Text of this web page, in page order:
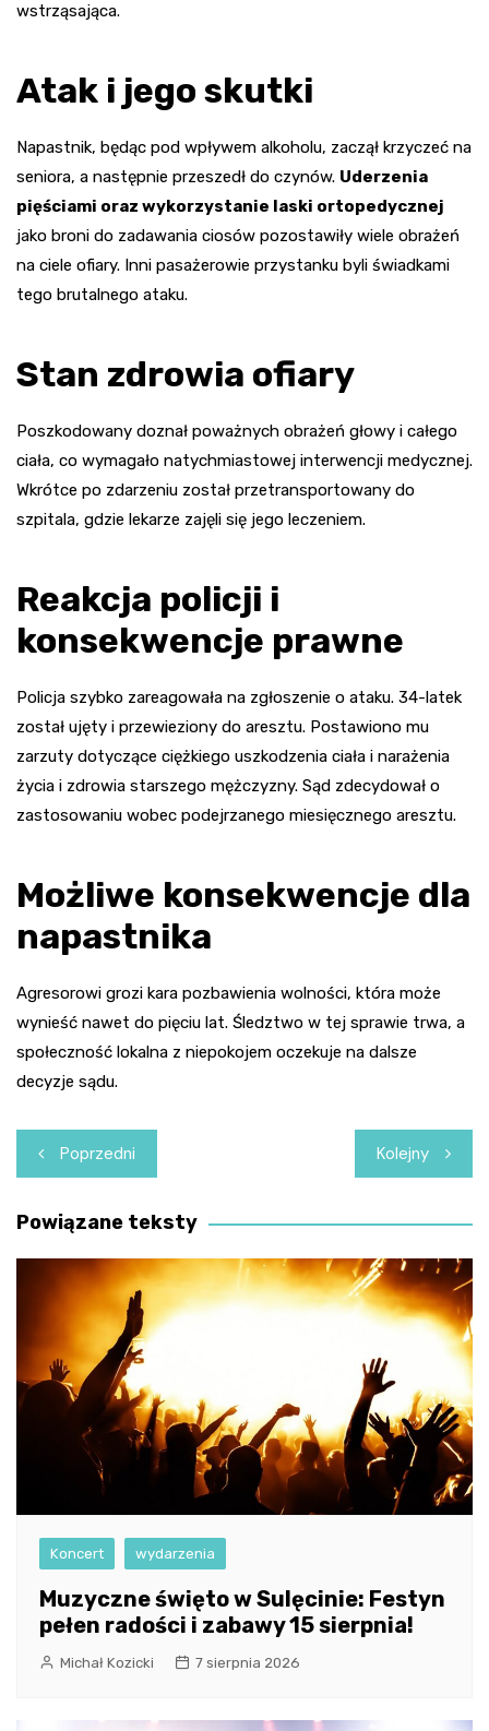
wstrząsająca.
Atak i jego skutki
Napastnik, będąc pod wpływem alkoholu, zaczął krzyczeć na
seniora, a następnie przeszedł do czynów. Uderzenia
pięściami oraz wykorzystanie laski ortopedycznej
jako broni do zadawania ciosów pozostawiły wiele obrażeń
na ciele ofiary. Inni pasażerowie przystanku byli świadkami
tego brutalnego ataku.
Stan zdrowia ofiary
Poszkodowany doznał poważnych obrażeń głowy i całego
ciała, co wymagało natychmiastowej interwencji medycznej.
Wkrótce po zdarzeniu został przetransportowany do
szpitala, gdzie lekarze zajęli się jego leczeniem.
Reakcja policji i
konsekwencje prawne
Policja szybko zareagowała na zgłoszenie o ataku. 34-latek
został ujęty i przewieziony do aresztu. Postawiono mu
zarzuty dotyczące ciężkiego uszkodzenia ciała i narażenia
życia i zdrowia starszego mężczyzny. Sąd zdecydował o
zastosowaniu wobec podejrzanego miesięcznego aresztu.
Możliwe konsekwencje dla
napastnika
Agresorowi grozi kara pozbawienia wolności, która może
wynieść nawet do pięciu lat. Śledztwo w tej sprawie trwa, a
społeczność lokalna z niepokojem oczekuje na dalsze
decyzje sądu.
Nawigacja
wpisu
Poprzedni Kolejny
Powiązane teksty
Koncert wydarzenia
Muzyczne święto w Sulęcinie: Festyn
pełen radości i zabawy 15 sierpnia!
Michał Kozicki 7 sierpnia 2026